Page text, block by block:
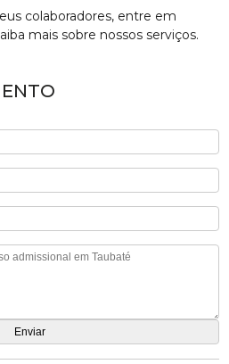
colaboradores, entre em
mais sobre nossos serviços.